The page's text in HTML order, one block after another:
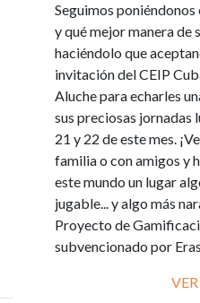
Seguimos poniéndonos
y qué mejor manera de
haciéndolo que
invitación del CEIP
Aluche para echarles
sus preciosas jornadas
21 y 22 de este mes.
familia o con amigos y
este mundo un lugar
jugable... y algo más
Proyecto de
subvencionado por